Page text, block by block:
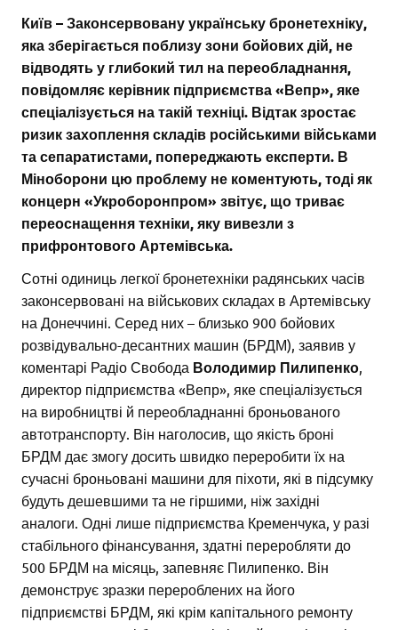
Київ – Законсервовану українську бронетехніку,
яка зберігається поблизу зони бойових дій, не
відводять у глибокий тил на переобладнання,
повідомляє керівник підприємства «Вепр», яке
спеціалізується на такій техніці. Відтак зростає
ризик захоплення складів російськими військами
та сепаратистами, попереджають експерти. В
Міноборони цю проблему не коментують, тоді як
концерн «Укроборонпром» звітує, що триває
переоснащення техніки, яку вивезли з
прифронтового Артемівська.
Сотні одиниць легкої бронетехніки радянських часів
законсервовані на військових складах в Артемівську
на Донеччині. Серед них – близько 900 бойових
розвідувально-десантних машин (БРДМ), заявив у
коментарі Радіо Свобода Володимир Пилипенко,
директор підприємства «Вепр», яке спеціалізується
на виробництві й переобладнанні броньованого
автотранспорту. Він наголосив, що якість броні
БРДМ дає змогу досить швидко переробити їх на
сучасні броньовані машини для піхоти, які в підсумку
будуть дешевшими та не гіршими, ніж західні
аналоги. Одні лише підприємства Кременчука, у разі
стабільного фінансування, здатні переробляти до
500 БРДМ на місяць, запевняє Пилипенко. Він
демонструє зразки перероблених на його
підприємстві БРДМ, які крім капітального ремонту